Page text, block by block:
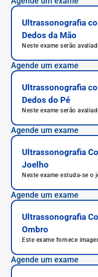
repetitivos.
Ultrassonografia
Dedos da Mão
Neste exame serão
Agende um exame
Ultrassonografia
Dedos do Pé
Neste exame serão
Agende um exame
Ultrassonografia
Joelho
Neste exame estuda-se o
de menisco e tendinite
Agende um exame
Ultrassonografia
Ombro
Este exame fornece
Agende um exame